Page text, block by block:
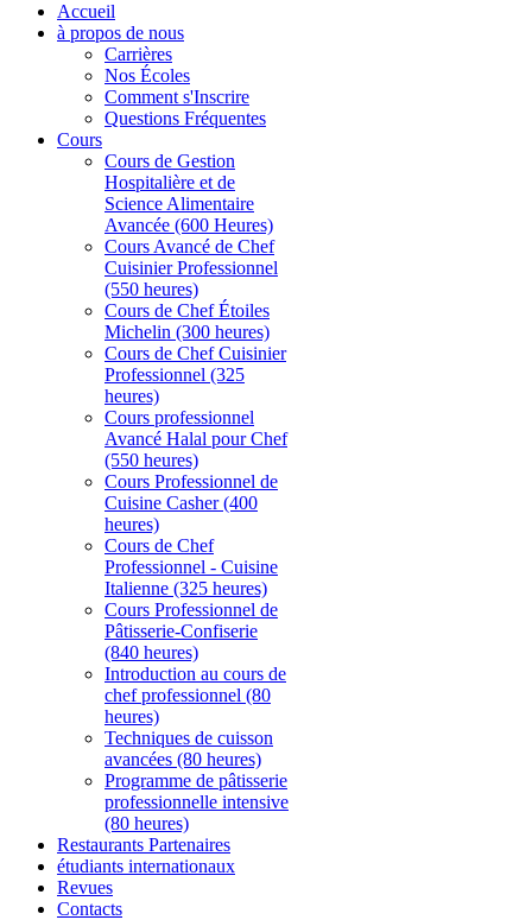
Accueil
à propos de nous
Carrières
Nos Écoles
Comment s'Inscrire
Questions Fréquentes
Cours
Cours de Gestion
Hospitalière et de
Science Alimentaire
Avancée (600 Heures)
Cours Avancé de Chef
Cuisinier Professionnel
(550 heures)
Cours de Chef Étoiles
Michelin (300 heures)
Cours de Chef Cuisinier
Professionnel (325
heures)
Cours professionnel
Avancé Halal pour Chef
(550 heures)
Cours Professionnel de
Cuisine Casher (400
heures)
Cours de Chef
Professionnel - Cuisine
Italienne (325 heures)
Cours Professionnel de
Pâtisserie-Confiserie
(840 heures)
Introduction au cours de
chef professionnel (80
heures)
Techniques de cuisson
avancées (80 heures)
Programme de pâtisserie
professionnelle intensive
(80 heures)
Restaurants Partenaires
étudiants internationaux
Revues
Contacts